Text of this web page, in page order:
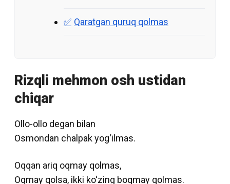
Qaratgan quruq qolmas
Rizqli mehmon osh ustidan
chiqar
Ollo-ollo degan bilan
Osmondan chalpak yog‘ilmas.
Oqqan ariq oqmay qolmas,
Oqmay qolsa, ikki ko‘zing boqmay qolmas.